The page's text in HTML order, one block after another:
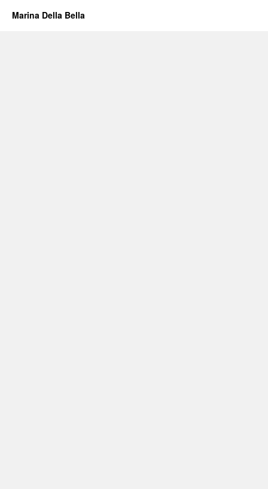
Marina Della Bella